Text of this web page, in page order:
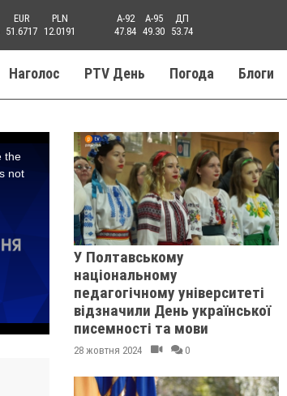
EUR
51.6717
PLN
12.0191
A-92
47.84
A-95
49.30
ДП
53.74
Наголос PTV День Погода Блоги
У Полтавському
національному
педагогічному університеті
відзначили День української
писемності та мови
28 жовтня 2024 0